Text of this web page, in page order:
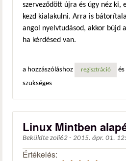
szerveződött újra és úgy néz ki,
kezd kialakulni. Arra is
angol nyelvtudásod, akkor bújd
ha kérdésed van.
a hozzászóláshoz regisztráció és
szükséges
Linux Mintben
Beküldte zoli62 - 2015. ápr. 01.
Értékelés: